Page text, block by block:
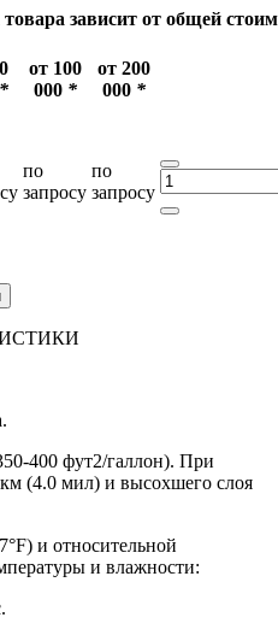
зависит от общей
*
от 100
000 *
от 200
000 *
по
запросу
по
запросу
400 фут2/галлон). При
(4.0 мил) и высохшего слоя
и относительной
и влажности: